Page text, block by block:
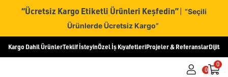
“Ücretsiz Kargo Etiketli Ürünleri Keşfedin” | “Seçili
Ürünlerde Ücretsiz Kargo”
Kargo Dahil ÜrünlerTeklif İsteyinÖzel İş KıyafetleriProjeler & ReferanslarDijital
0
0